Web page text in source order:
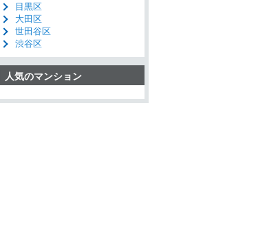
目黒区
大田区
世田谷区
渋谷区
人気のマンション